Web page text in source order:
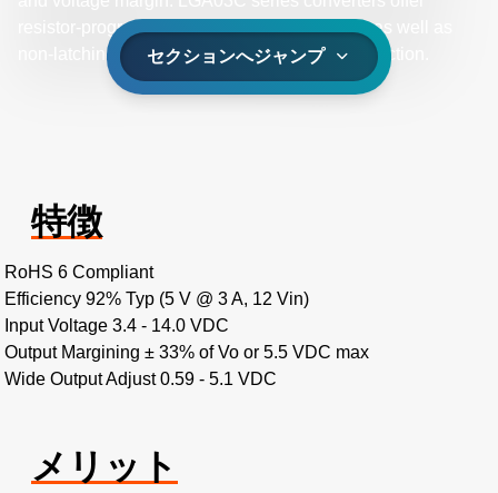
resistor-programmable undervoltage lockout, as well as
non-latching short-circuit and overvoltage protection.
セクションへジャンプ
特徴
RoHS 6 Compliant
Efficiency 92% Typ (5 V @ 3 A, 12 Vin)
Input Voltage 3.4 - 14.0 VDC
Output Margining ± 33% of Vo or 5.5 VDC max
Wide Output Adjust 0.59 - 5.1 VDC
メリット